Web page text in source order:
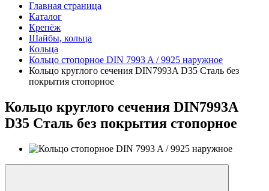
Главная страница
Каталог
Крепёж
Шайбы, кольца
Кольца
Кольцо стопорное DIN 7993 A / 9925 наружное
Кольцо круглого сечения DIN7993A D35 Сталь без
покрытия стопорное
Кольцо круглого сечения DIN7993A
D35 Сталь без покрытия стопорное